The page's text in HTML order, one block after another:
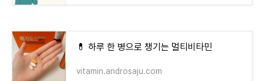
💊 하루 한 병으로 챙기는 멀티비타민
vitamin.androsaju.com